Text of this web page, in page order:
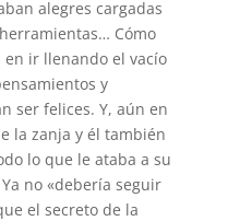
alegres cargadas
Cómo
ir llenando el vacío
y
ser felices. Y, aún en
la zanja y él también
lo que le ataba a su
no «debería seguir
el secreto de la